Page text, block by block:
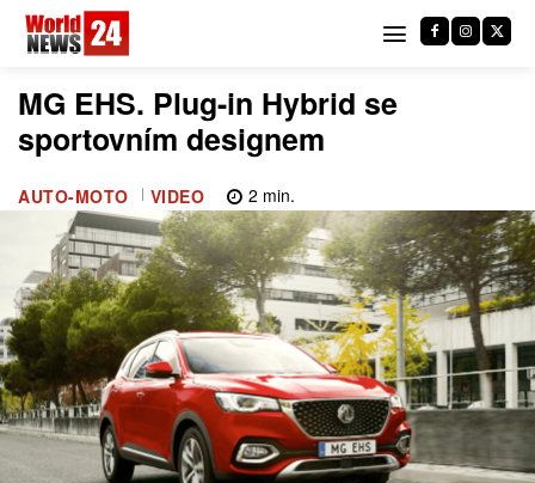
MG EHS. Plug-in Hybrid se
sportovním designem
AUTO-MOTO VIDEO 2 min.